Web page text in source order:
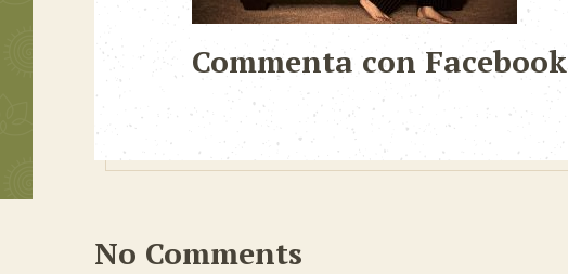
Commenta con Facebook
No Comments